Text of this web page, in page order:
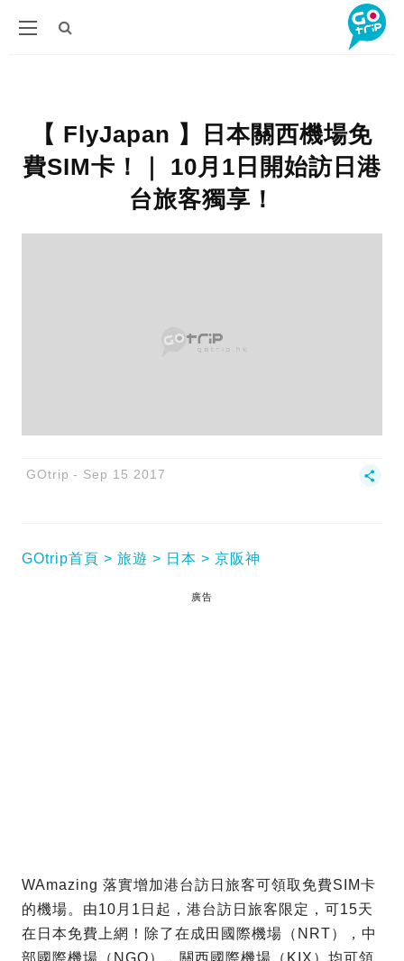
【 FlyJapan 】日本關西機場免
費SIM卡！｜ 10月1日開始訪日港
台旅客獨享！
GOtrip Sep 15 2017
GOtrip首頁 旅遊 日本 京阪神
廣告
WAmazing 落實增加港台訪日旅客可領取免費SIM卡
的機場。由10月1日起，港台訪日旅客限定，可15天
在日本免費上網！除了在成田國際機場（NRT），中
部國際機場（NGO）、關西國際機場（KIX）均可領